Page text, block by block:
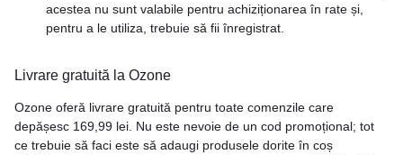
acestea nu sunt valabile pentru achiziționarea în rate și,
pentru a le utiliza, trebuie să fii înregistrat.
Livrare gratuită la Ozone
Ozone oferă livrare gratuită pentru toate comenzile care
depășesc 169,99 lei. Nu este nevoie de un cod promoțional; tot
ce trebuie să faci este să adaugi produsele dorite în coș